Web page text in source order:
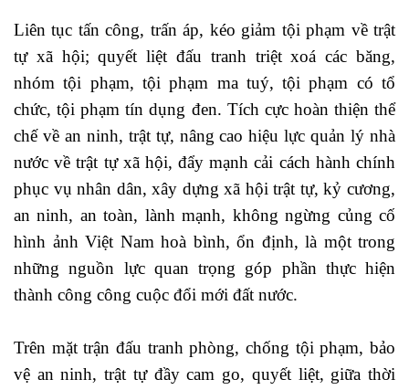
Liên tục tấn công, trấn áp, kéo giảm tội phạm về trật
tự xã hội; quyết liệt đấu tranh triệt xoá các băng,
nhóm tội phạm, tội phạm ma tuý, tội phạm có tổ
chức, tội phạm tín dụng đen. Tích cực hoàn thiện thể
chế về an ninh, trật tự, nâng cao hiệu lực quản lý nhà
nước về trật tự xã hội, đẩy mạnh cải cách hành chính
phục vụ nhân dân, xây dựng xã hội trật tự, kỷ cương,
an ninh, an toàn, lành mạnh, không ngừng củng cố
hình ảnh Việt Nam hoà bình, ổn định, là một trong
những nguồn lực quan trọng góp phần thực hiện
thành công công cuộc đổi mới đất nước.
Trên mặt trận đấu tranh phòng, chống tội phạm, bảo
vệ an ninh, trật tự đầy cam go, quyết liệt, giữa thời